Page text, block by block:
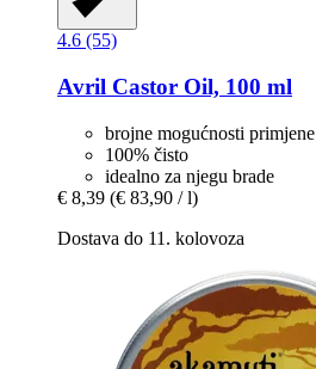
4.6 (55)
Avril Castor Oil, 100 ml
brojne mogućnosti primjene
100% čisto
idealno za njegu brade
€ 8,39 (€ 83,90 / l)
Dostava do 11. kolovoza